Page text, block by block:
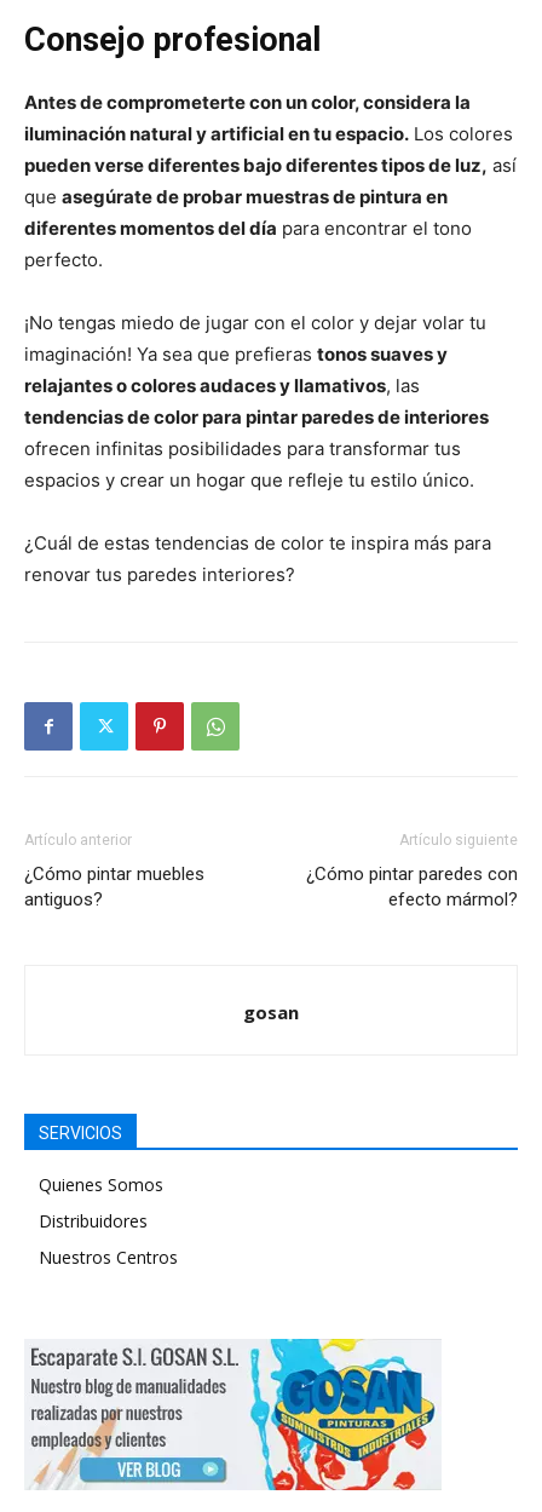
Consejo profesional
Antes de comprometerte con un color, considera la
iluminación natural y artificial en tu espacio. Los colores
pueden verse diferentes bajo diferentes tipos de luz, así
que asegúrate de probar muestras de pintura en
diferentes momentos del día para encontrar el tono
perfecto.
¡No tengas miedo de jugar con el color y dejar volar tu
imaginación! Ya sea que prefieras tonos suaves y
relajantes o colores audaces y llamativos, las
tendencias de color para pintar paredes de interiores
ofrecen infinitas posibilidades para transformar tus
espacios y crear un hogar que refleje tu estilo único.
¿Cuál de estas tendencias de color te inspira más para
renovar tus paredes interiores?
Artículo anterior
¿Cómo pintar muebles
antiguos?
Artículo siguiente
¿Cómo pintar paredes con
efecto mármol?
gosan
SERVICIOS
Quienes Somos
Distribuidores
Nuestros Centros